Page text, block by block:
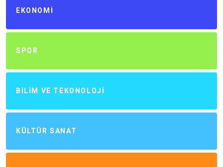
EKONOMI
SPOR
BILIM VE TEKONOLOJI
KÜLTÜR SANAT